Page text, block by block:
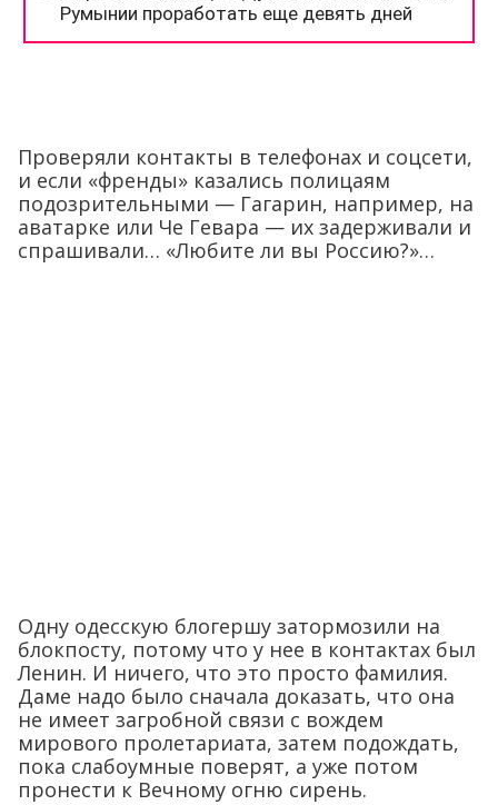
Проверяли контакты в телефонах и соцсети,
и если «френды» казались полицаям
подозрительными — Гагарин, например, на
аватарке или Че Гевара — их задерживали и
спрашивали… «Любите ли вы Россию?»…
Одну одесскую блогершу затормозили на
блокпосту, потому что у нее в контактах был
Ленин. И ничего, что это просто фамилия.
Даме надо было сначала доказать, что она
не имеет загробной связи с вождем
мирового пролетариата, затем подождать,
пока слабоумные поверят, а уже потом
пронести к Вечному огню сирень.